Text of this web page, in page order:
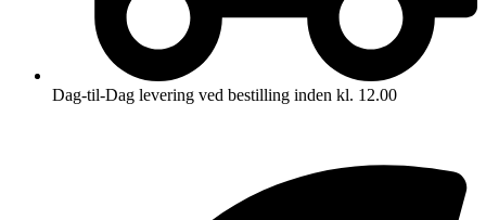
Dag-til-Dag levering ved bestilling inden kl. 12.00